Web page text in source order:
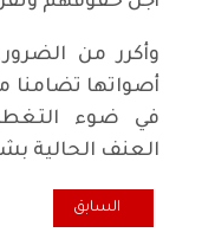
وأكرر من
أصواتها
في ضوء
العنف الحالية
المقال السابق:
السابق